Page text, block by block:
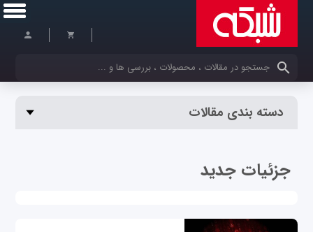
کلمات کلیدی خود را وارد کنید
دسته بندی مقالات
جزئیات جدید